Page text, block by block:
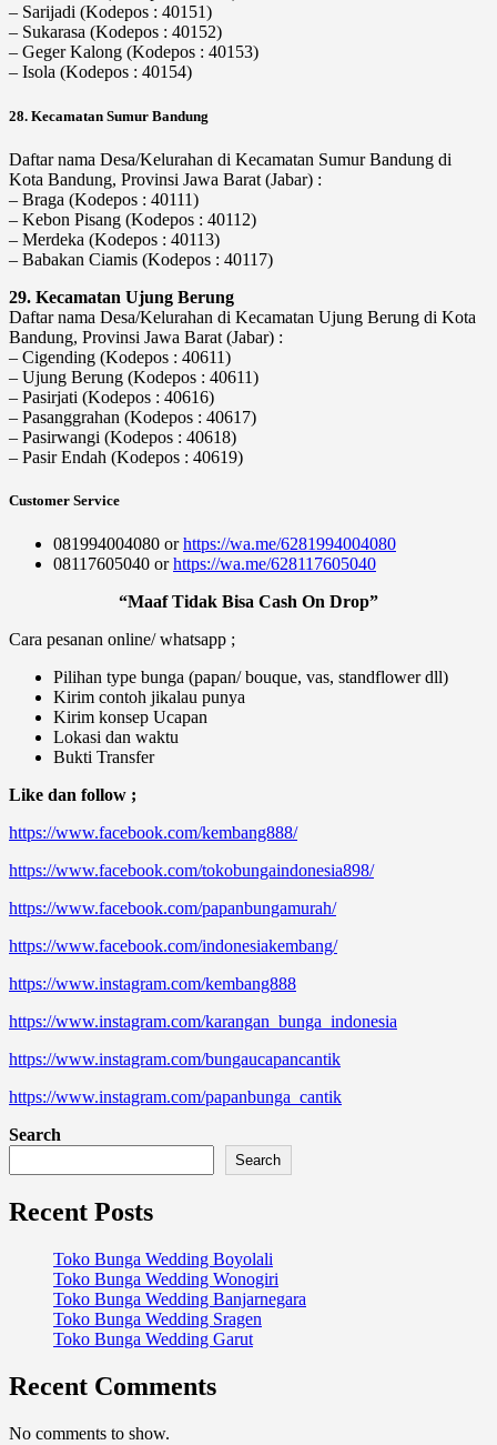
– Sarijadi (Kodepos : 40151)
– Sukarasa (Kodepos : 40152)
– Geger Kalong (Kodepos : 40153)
– Isola (Kodepos : 40154)
28. Kecamatan Sumur Bandung
Daftar nama Desa/Kelurahan di Kecamatan Sumur Bandung di
Kota Bandung, Provinsi Jawa Barat (Jabar) :
– Braga (Kodepos : 40111)
– Kebon Pisang (Kodepos : 40112)
– Merdeka (Kodepos : 40113)
– Babakan Ciamis (Kodepos : 40117)
29. Kecamatan Ujung Berung
Daftar nama Desa/Kelurahan di Kecamatan Ujung Berung di Kota
Bandung, Provinsi Jawa Barat (Jabar) :
– Cigending (Kodepos : 40611)
– Ujung Berung (Kodepos : 40611)
– Pasirjati (Kodepos : 40616)
– Pasanggrahan (Kodepos : 40617)
– Pasirwangi (Kodepos : 40618)
– Pasir Endah (Kodepos : 40619)
Customer Service
081994004080 orhttps://wa.me/6281994004080
08117605040 orhttps://wa.me/628117605040
“Maaf Tidak Bisa Cash On Drop”
Cara pesanan online/ whatsapp ;
Pilihan type bunga (papan/ bouque, vas, standflower dll)
Kirim contoh jikalau punya
Kirim konsep Ucapan
Lokasi dan waktu
Bukti Transfer
Like dan follow ;
https://www.facebook.com/kembang888/
https://www.facebook.com/tokobungaindonesia898/
https://www.facebook.com/papanbungamurah/
https://www.facebook.com/indonesiakembang/
https://www.instagram.com/kembang888
https://www.instagram.com/karangan_bunga_indonesia
https://www.instagram.com/bungaucapancantik
https://www.instagram.com/papanbunga_cantik
Search
Search
Recent Posts
Toko Bunga Wedding Boyolali
Toko Bunga Wedding Wonogiri
Toko Bunga Wedding Banjarnegara
Toko Bunga Wedding Sragen
Toko Bunga Wedding Garut
Recent Comments
No comments to show.